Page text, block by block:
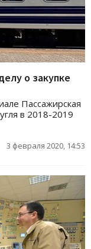
о закупке
Пассажирская
в 2018-2019
3 февраля 2020, 14:53